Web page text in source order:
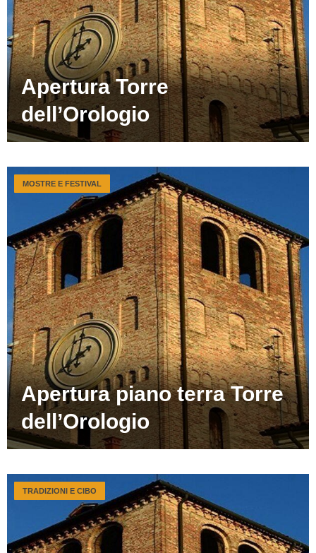
Apertura Torre
dell’Orologio
Apertura piano terra Torre
dell’Orologio
MOSTRE E FESTIVAL
TRADIZIONI E CIBO